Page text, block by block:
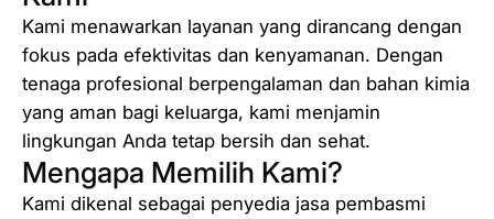
Kami menawarkan layanan yang dirancang dengan
fokus pada efektivitas dan kenyamanan. Dengan
tenaga profesional berpengalaman dan bahan kimia
yang aman bagi keluarga, kami menjamin
lingkungan Anda tetap bersih dan sehat.
Mengapa Memilih Kami?
Kami dikenal sebagai penyedia jasa pembasmi